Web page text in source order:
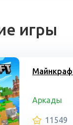
игры
Аркады
11549